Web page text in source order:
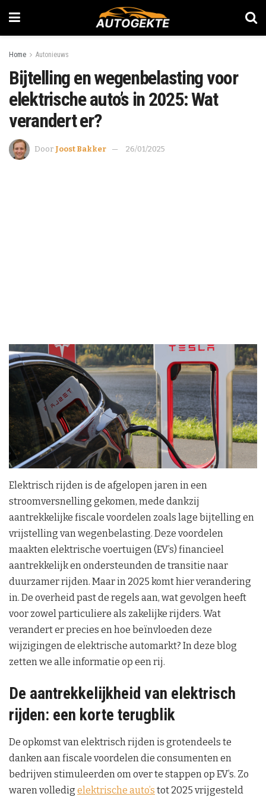
Home Autonieuws
Bijtelling en wegenbelasting voor
elektrische auto’s in 2025: Wat
verandert er?
Door Joost Bakker 26/01/2025
Elektrisch rijden is de afgelopen jaren in een
stroomversnelling gekomen, mede dankzij
aantrekkelijke fiscale voordelen zoals lage bijtelling en
vrijstelling van wegenbelasting. Deze voordelen
maakten elektrische voertuigen (EV’s) financieel
aantrekkelijk en ondersteunden de transitie naar
duurzamer rijden. Maar in 2025 komt hier verandering
in. De overheid past de regels aan, wat gevolgen heeft
voor zowel particuliere als zakelijke rijders. Wat
verandert er precies en hoe beïnvloeden deze
wijzigingen de elektrische automarkt? In deze blog
zetten we alle informatie op een rij.
De aantrekkelijkheid van elektrisch
rijden: een korte terugblik
De opkomst van elektrisch rijden is grotendeels te
danken aan fiscale voordelen die consumenten en
bedrijven stimuleerden om over te stappen op EV’s. Zo
waren volledig elektrische auto’s tot 2025 vrijgesteld